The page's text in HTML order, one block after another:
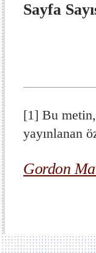
Sayfa
[1] Bu
yayınlanan
Gordon